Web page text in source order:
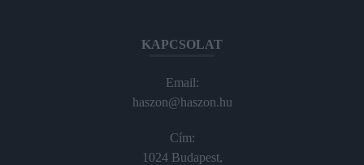
KAPCSOLAT
Email:
haszon@haszon.hu
Cím:
1024 Budapest,